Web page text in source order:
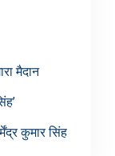
मैदान
कुमार सिंह